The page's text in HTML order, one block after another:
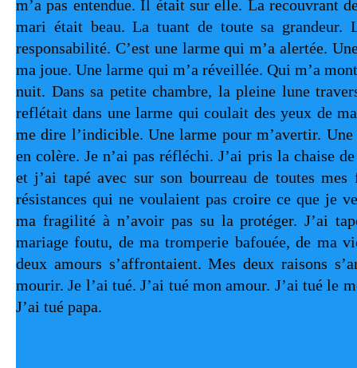
m’a pas entendue. Il était sur elle. La recouvrant
mari était beau. La tuant de toute sa grandeur.
responsabilité. C’est une larme qui m’a alertée.
ma joue. Une larme qui m’a réveillée. Qui m’a
nuit. Dans sa petite chambre, la pleine lune
reflétait dans une larme qui coulait des yeux de
me dire l’indicible. Une larme pour m’avertir.
en colère. Je n’ai pas réfléchi. J’ai pris la chaise
et j’ai tapé avec sur son bourreau de toutes mes
résistances qui ne voulaient pas croire ce que je
ma fragilité à n’avoir pas su la protéger. J’ai
mariage foutu, de ma tromperie bafouée, de ma
deux amours s’affrontaient. Mes deux raisons
mourir. Je l’ai tué. J’ai tué mon amour. J’ai tué le
J’ai tué papa.